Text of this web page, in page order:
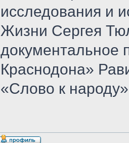
исследования и
Жизни Сергея
документальное
Краснодона»
«Слово к